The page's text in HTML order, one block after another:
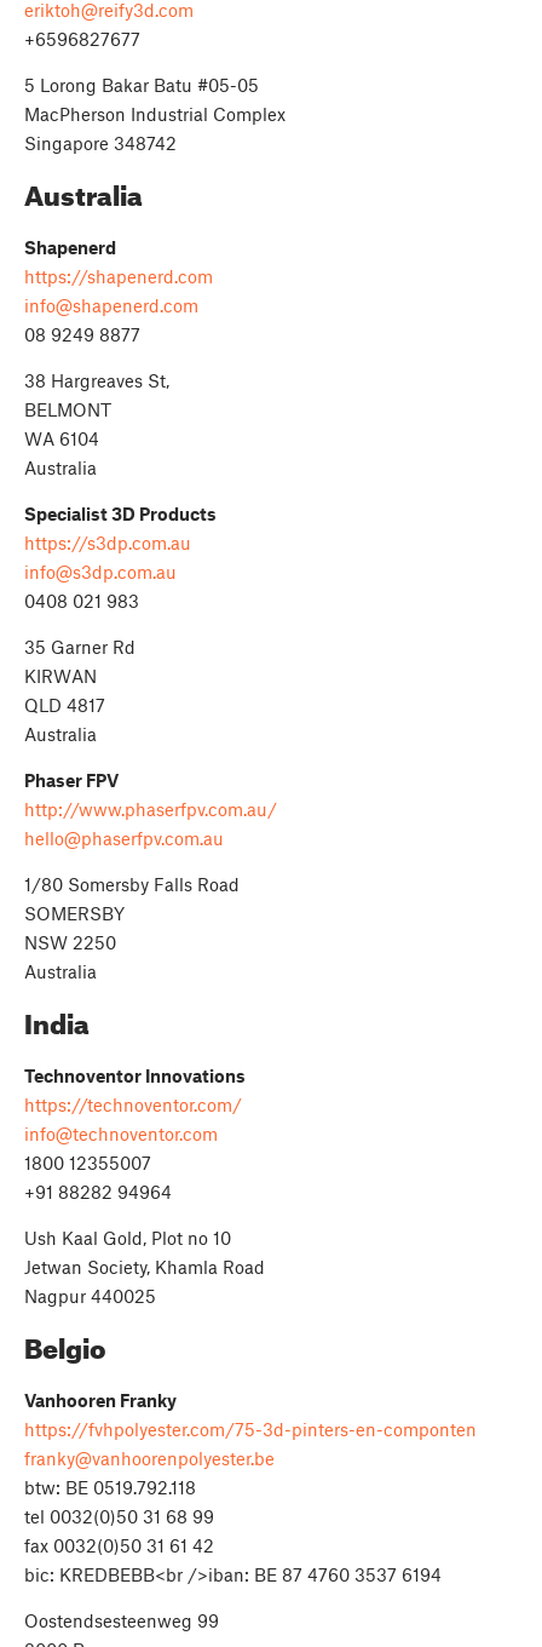
eriktoh@reify3d.com
+6596827677
5 Lorong Bakar Batu #05-05
MacPherson Industrial Complex
Singapore 348742
Australia
Shapenerd
https://shapenerd.com
info@shapenerd.com
08 9249 8877
38 Hargreaves St,
BELMONT
WA 6104
Australia
Specialist 3D Products
https://s3dp.com.au
info@s3dp.com.au
0408 021 983
35 Garner Rd
KIRWAN
QLD 4817
Australia
Phaser FPV
http://www.phaserfpv.com.au/
hello@phaserfpv.com.au
1/80 Somersby Falls Road
SOMERSBY
NSW 2250
Australia
India
Technoventor Innovations
https://technoventor.com/
info@technoventor.com
1800 12355007
+91 88282 94964
Ush Kaal Gold, Plot no 10
Jetwan Society, Khamla Road
Nagpur 440025
Belgio
Vanhooren Franky
https://fvhpolyester.com/75-3d-pinters-en-componten
franky@vanhoorenpolyester.be
btw: BE 0519.792.118
tel 0032(0)50 31 68 99
fax 0032(0)50 31 61 42
bic: KREDBEBB<br />iban: BE 87 4760 3537 6194
Oostendsesteenweg 99